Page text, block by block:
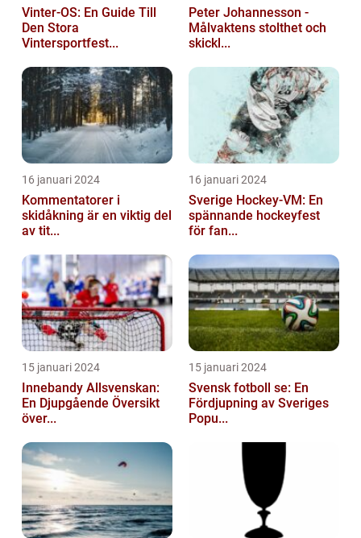
Vinter-OS: En Guide Till
Den Stora
Vintersportfest...
Peter Johannesson -
Målvaktens stolthet och
skickl...
16 januari 2024
Kommentatorer i
skidåkning är en viktig del
av tit...
16 januari 2024
Sverige Hockey-VM: En
spännande hockeyfest
för fan...
15 januari 2024
Innebandy Allsvenskan:
En Djupgående Översikt
över...
15 januari 2024
Svensk fotboll se: En
Fördjupning av Sveriges
Popu...